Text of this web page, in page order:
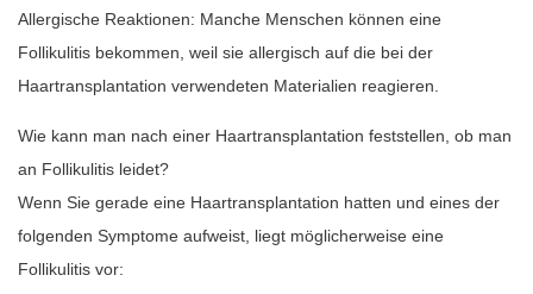
Allergische Reaktionen: Manche Menschen können eine
Follikulitis bekommen, weil sie allergisch auf die bei der
Haartransplantation verwendeten Materialien reagieren.
Wie kann man nach einer Haartransplantation feststellen, ob man
an Follikulitis leidet?
Wenn Sie gerade eine Haartransplantation hatten und eines der
folgenden Symptome aufweist, liegt möglicherweise eine
Follikulitis vor: